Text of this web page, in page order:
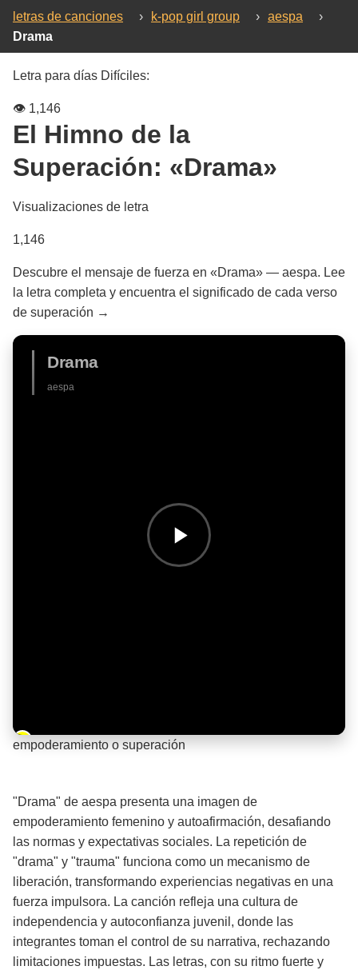
letras de canciones › k-pop girl group › aespa
›
Drama
Letra para días Difíciles:
👁️ 1,146
El Himno de la
Superación: «Drama»
Visualizaciones de letra
1,146
Descubre el mensaje de fuerza en «Drama» — aespa. Lee
la letra completa y encuentra el significado de cada verso
de superación →
Drama
aespa
Barra de progreso de la reproducción
empoderamiento o superación
"Drama" de aespa presenta una imagen de
empoderamiento femenino y autoafirmación, desafiando
las normas y expectativas sociales. La repetición de
"drama" y "trauma" funciona como un mecanismo de
liberación, transformando experiencias negativas en una
fuerza impulsora. La canción refleja una cultura de
independencia y autoconfianza juvenil, donde las
integrantes toman el control de su narrativa, rechazando
limitaciones impuestas. Las letras, con su ritmo fuerte y